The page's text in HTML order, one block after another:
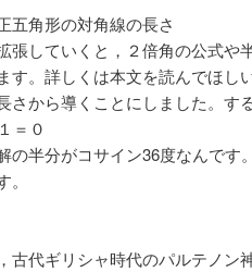
五角形の対角線の長さ
張していくと，２倍角の公式や
す。詳しくは本文を読んでほし
さから導くことにしました。す
＝０
の半分がコサイン36度なんです
古代ギリシャ時代のパルテノン